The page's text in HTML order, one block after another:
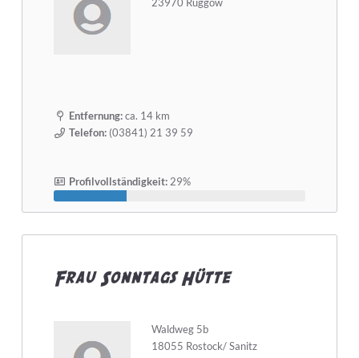
Entfernung:ca. 14 km
Telefon:(03841) 21 39 59
Profilvollständigkeit:29%
Frau Sonntags Hütte
Waldweg 5b
18055 Rostock/ Sanitz